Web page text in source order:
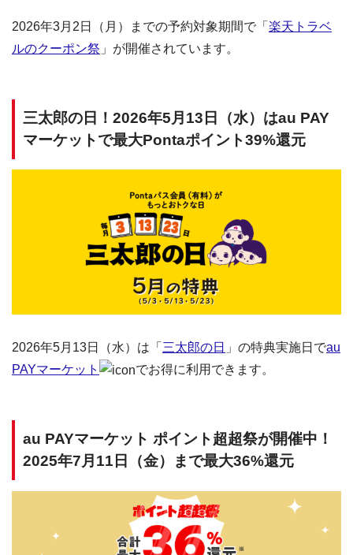
2026年3月2日（月）までの予約対象期間で「 楽天トラベ
ルのクーポン祭 」が開催されています。
三太郎の日！2026年5月13日（水）はau PAY
マーケットで最大Pontaポイント39%還元
2026年5月13日（水）は「 三太郎の日 」の特典実施日でau
PAYマーケット
でお得に利用できます。
au PAYマーケット ポイント超超祭が開催中！
2025年7月11日（金）まで最大36%還元